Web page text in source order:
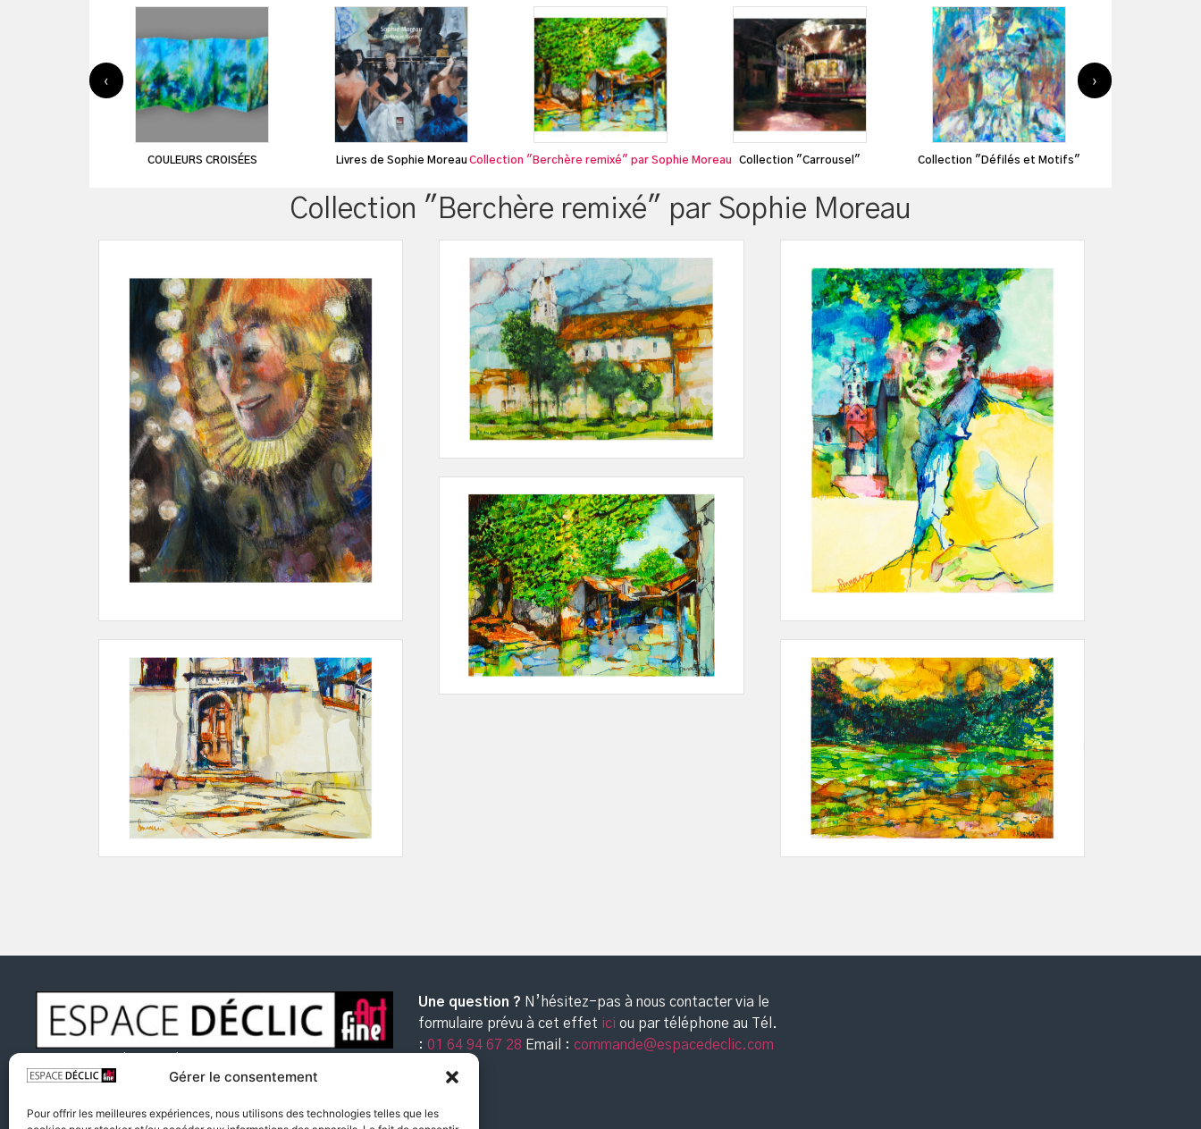
Gérer le consentement
Pour offrir les meilleures expériences, nous utilisons des technologies telles que les
COULEURS CROISÉES Livres de Sophie Moreau Collection "Berchère remixé" par Sophie Moreau Collection "Carrousel" Collection "Défilés et Motifs"
‹ ›
Collection "Berchère remixé" par Sophie Moreau
91150 Etampes
18h30
Une question ? N’hésitez-pas à nous contacter via le
formulaire prévu à cet effet ici ou par téléphone au
Tél.
: 01 64 94 67 28 Email : commande@espacedeclic.com